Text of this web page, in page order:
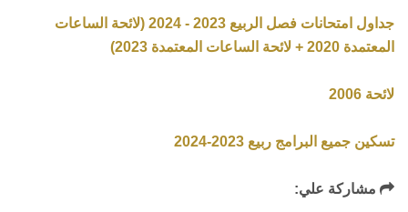
جداول امتحانات فصل الربيع 2023 - 2024 (لائحة الساعات
المعتمدة 2020 + لائحة الساعات المعتمدة 2023)
لائحة 2006
تسكين جميع البرامج ربيع 2023-2024
مشاركة علي: